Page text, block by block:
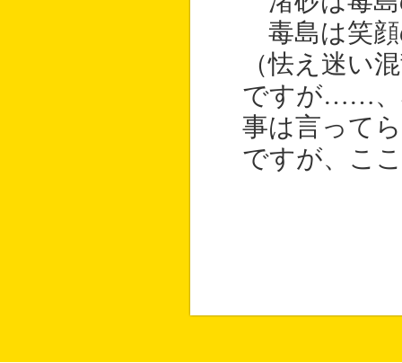
毒島は笑顔
（怯え迷い
ですが……、
事は言って
ですが、こ